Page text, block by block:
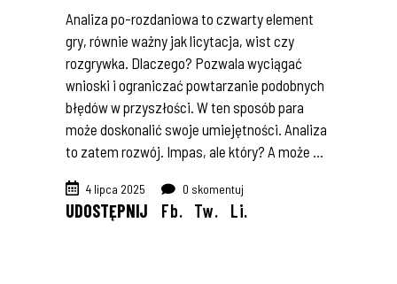
Analiza po-rozdaniowa to czwarty element
gry, równie ważny jak licytacja, wist czy
rozgrywka. Dlaczego? Pozwala wyciągać
wnioski i ograniczać powtarzanie podobnych
błędów w przyszłości. W ten sposób para
może doskonalić swoje umiejętności. Analiza
to zatem rozwój. Impas, ale który? A może
4 lipca 2025 0 skomentuj
UDOSTĘPNIJ Fb. Tw. Li.